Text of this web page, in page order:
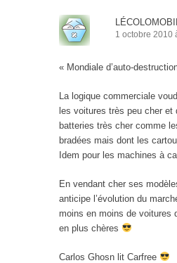
1 octobre 2010
« Mondiale d’auto-
La logique commerciale
les voitures très peu cher et
batteries très cher comme
bradées mais dont les
Idem pour les machines à
En vendant cher ses
anticipe l’évolution du
moins en moins de voitures
en plus chères
Carlos Ghosn lit Carfree